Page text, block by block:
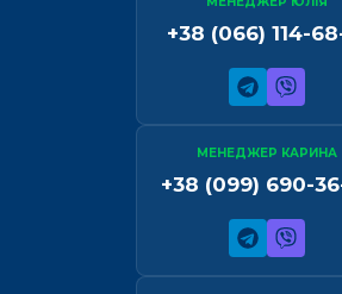
+38 (066) 114-
МЕНЕДЖЕР КАРИНА
+38 (099) 690-